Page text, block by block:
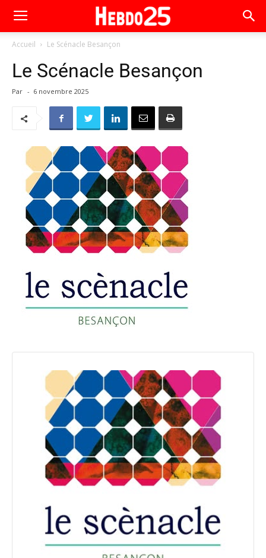
Accueil Le Scénacle Besançon
Le Scénacle Besançon
Par - 6 novembre 2025